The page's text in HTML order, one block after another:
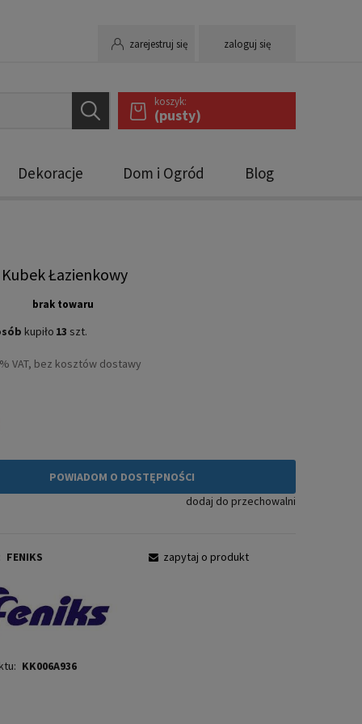
zarejestruj się zaloguj się
koszyk:
(pusty)
Dekoracje Dom i Ogród Blog
Kubek Łazienkowy
brak towaru
kupiło 13 szt.
VAT, bez kosztów dostawy
POWIADOM O DOSTĘPNOŚCI
dodaj do przechowalni
FENIKS
KK006A936
zapytaj o produkt